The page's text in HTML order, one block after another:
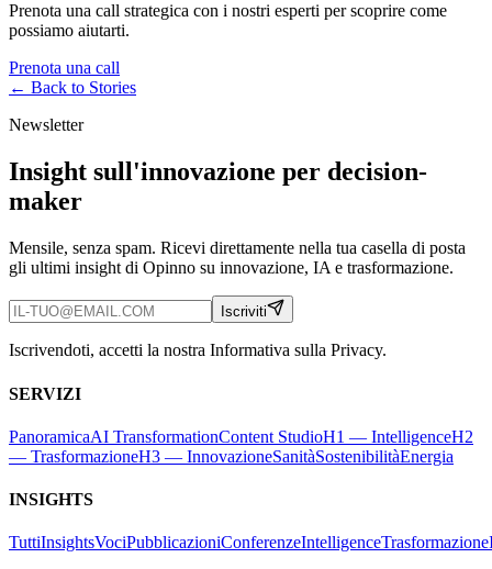
Prenota una call strategica con i nostri esperti per scoprire come
possiamo aiutarti.
Prenota una call
← Back to Stories
Newsletter
Insight sull'innovazione per decision-
maker
Mensile, senza spam. Ricevi direttamente nella tua casella di posta
gli ultimi insight di Opinno su innovazione, IA e trasformazione.
Iscriviti
Iscrivendoti, accetti la nostra Informativa sulla Privacy.
SERVIZI
PanoramicaAI TransformationContent StudioH1 — IntelligenceH2
— TrasformazioneH3 — InnovazioneSanitàSostenibilitàEnergia
INSIGHTS
TuttiInsightsVociPubblicazioniConferenzeIntelligenceTrasformazione